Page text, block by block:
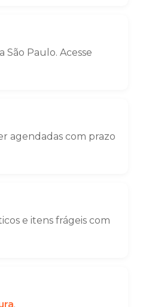
Paulo. Acesse
agendadas com prazo
e itens frágeis com
.